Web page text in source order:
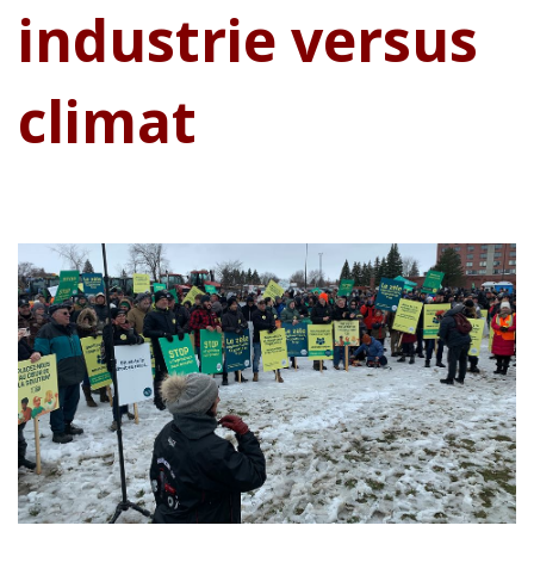
industrie versus
climat